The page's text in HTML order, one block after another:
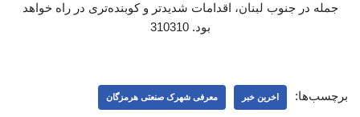
جمله در جنوب لبنان، اقدامات شدیدتر و کوبنده‌تری در راه خواهد
بود. 310310
برچسب‌ها: اخرین خبر معرفی شهرک صنعتی هرمزگان